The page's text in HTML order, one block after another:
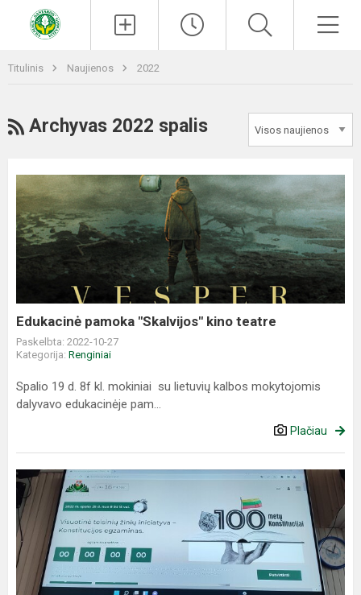
Titulinis Naujienos 2022
RSS
Archyvas 2022 spalis
Edukacinė
pamoka
"Skalvijos"
kino
teatre
Edukacinė pamoka "Skalvijos" kino teatre
Paskelbta: 2022-10-27
Kategorija: Renginiai
Spalio 19 d. 8f kl. mokiniai su lietuvių kalbos mokytojomis
dalyvavo edukacinėje pam...
Plačiau
Konstitucijos
egzaminas
–
2022